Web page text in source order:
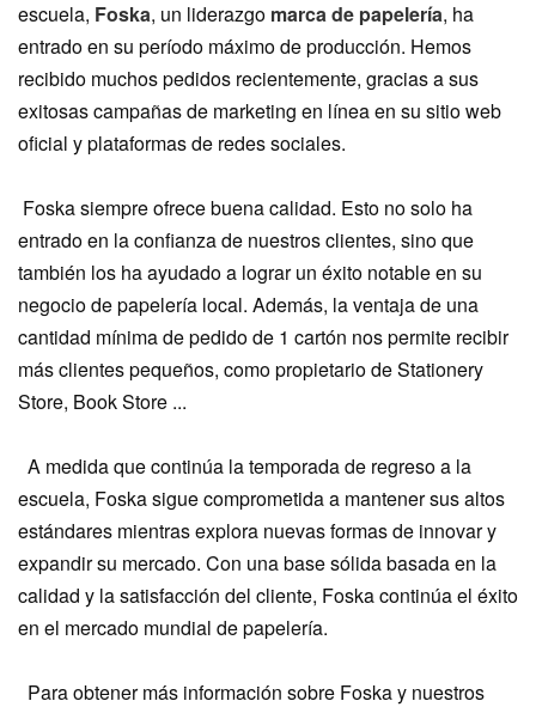
escuela, Foska, un liderazgo marca de papelería, ha
entrado en su período máximo de producción. Hemos
recibido muchos pedidos recientemente, gracias a sus
exitosas campañas de marketing en línea en su sitio web
oficial y plataformas de redes sociales.
Foska siempre ofrece buena calidad. Esto no solo ha
entrado en la confianza de nuestros clientes, sino que
también los ha ayudado a lograr un éxito notable en su
negocio de papelería local. Además, la ventaja de una
cantidad mínima de pedido de 1 cartón nos permite recibir
más clientes pequeños, como propietario de Stationery
Store, Book Store ...
A medida que continúa la temporada de regreso a la
escuela, Foska sigue comprometida a mantener sus altos
estándares mientras explora nuevas formas de innovar y
expandir su mercado. Con una base sólida basada en la
calidad y la satisfacción del cliente, Foska continúa el éxito
en el mercado mundial de papelería.
Para obtener más información sobre Foska y nuestros